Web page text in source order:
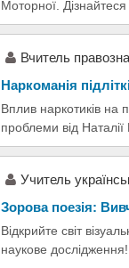
Моторної.
Вчитель
Наркоманія
Вплив наркотиків на
проблеми від Наталії
Учитель
Зорова поезія:
Відкрийте світ
наукове дослідження!